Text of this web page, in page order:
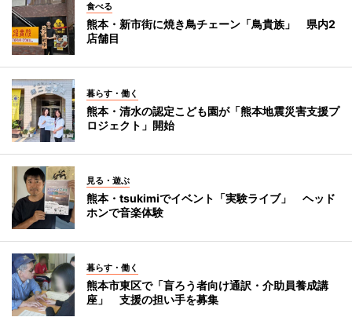
食べる
熊本・新市街に焼き鳥チェーン「鳥貴族」 県内2
店舗目
暮らす・働く
熊本・清水の認定こども園が「熊本地震災害支援プ
ロジェクト」開始
見る・遊ぶ
熊本・tsukimiでイベント「実験ライブ」 ヘッド
ホンで音楽体験
暮らす・働く
熊本市東区で「盲ろう者向け通訳・介助員養成講
座」 支援の担い手を募集